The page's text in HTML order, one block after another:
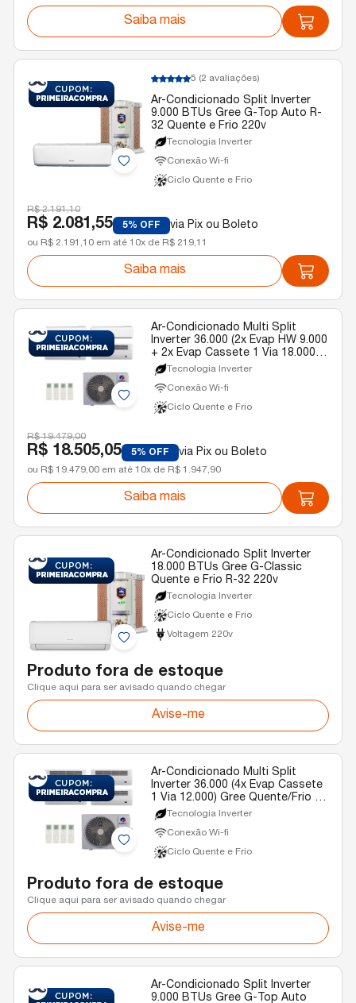
Saiba mais
5 (2 avaliações)
Ar-Condicionado Split Inverter
9.000 BTUs Gree G-Top Auto R-
32 Quente e Frio 220v
Tecnologia Inverter
Conexão Wi-fi
Ciclo Quente e Frio
R$ 2.191,10
R$ 2.081,55 5% OFF via Pix ou Boleto
ou R$ 2.191,10 em até 10x de R$ 219,11
Saiba mais
Ar-Condicionado Multi Split
Inverter 36.000 (2x Evap HW 9.000
+ 2x Evap Cassete 1 Via 18.000)
Gree Quente/Frio R-32 220v
Tecnologia Inverter
Conexão Wi-fi
Ciclo Quente e Frio
R$ 19.479,00
R$ 18.505,05 5% OFF via Pix ou Boleto
ou R$ 19.479,00 em até 10x de R$ 1.947,90
Saiba mais
Ar-Condicionado Split Inverter
18.000 BTUs Gree G-Classic
Quente e Frio R-32 220v
Tecnologia Inverter
Ciclo Quente e Frio
Voltagem 220v
Produto fora de estoque
Clique aqui para ser avisado quando chegar
Avise-me
Ar-Condicionado Multi Split
Inverter 36.000 (4x Evap Cassete
1 Via 12.000) Gree Quente/Frio R-
32 220v
Tecnologia Inverter
Conexão Wi-fi
Ciclo Quente e Frio
Produto fora de estoque
Clique aqui para ser avisado quando chegar
Avise-me
Ar-Condicionado Split Inverter
9.000 BTUs Gree G-Top Auto